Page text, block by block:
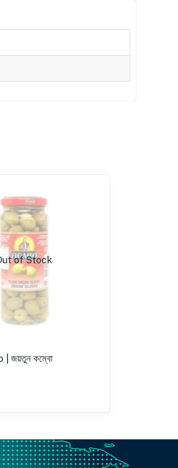
of Stock
জয়তুন কম্বো